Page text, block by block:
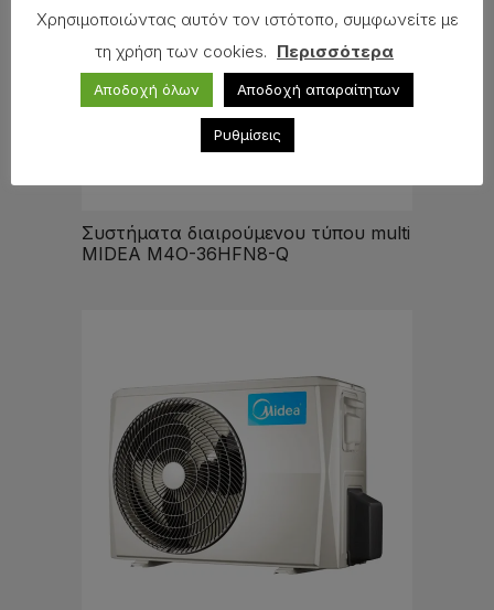
Συστήματα διαιρούμενου τύπου multi
MIDEA M4O-36HFN8-Q
Χρησιμοποιώντας αυτόν τον ιστότοπο, συμφωνείτε με
τη χρήση των cookies. Περισσότερα
Αποδοχή όλων Αποδοχή απαραίτητων
Ρυθμίσεις